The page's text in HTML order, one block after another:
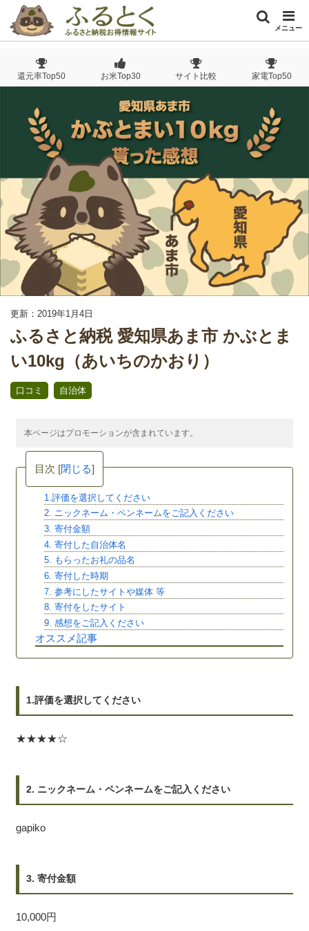
メニュー
還元率Top50 お米Top30 サイト比較 家電Top50
更新：2019年1月4日
ふるさと納税 愛知県あま市 かぶとま
い10kg（あいちのかおり）
口コミ 自治体
本ページはプロモーションが含まれています。
目次 [閉じる]
1.評価を選択してください
2. ニックネーム・ペンネームをご記入ください
3. 寄付金額
4. 寄付した自治体名
5. もらったお礼の品名
6. 寄付した時期
7. 参考にしたサイトや媒体 等
8. 寄付をしたサイト
9. 感想をご記入ください
オススメ記事
1.評価を選択してください
★★★★☆
2. ニックネーム・ペンネームをご記入ください
gapiko
3. 寄付金額
10,000円